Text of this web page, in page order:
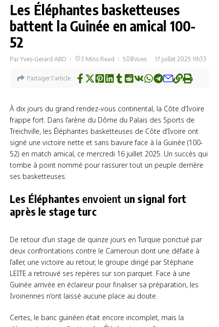
Les Éléphantes basketteuses
battent la Guinée en amical 100-
52
ParYves-Gerard ABO 3 Mins Read 508Vues 17 juillet 2025 11h33
Partager l'article
À dix jours du grand rendez-vous continental, la Côte d’Ivoire
frappe fort. Dans l’arène du Dôme du Palais des Sports de
Treichville, les Éléphantes basketteuses de Côte d’Ivoire ont
signé une victoire nette et sans bavure face à la Guinée (100-
52) en match amical, ce mercredi 16 juillet 2025. Un succès qui
tombe à point nommé pour rassurer tout un peuple derrière
ses basketteuses.
Les Éléphantesenvoient un signal fort
après le stage turc
De retour d’un stage de quinze jours en Turquie ponctué par
deux confrontations contre le Cameroun dont une défaite à
l’aller, une victoire au retour, le groupe dirigé par Stéphane
LEITE a retrouvé ses repères sur son parquet. Face à une
Guinée arrivée en éclaireur pour finaliser sa préparation, les
Ivoiriennes n’ont laissé aucune place au doute.
Certes, le banc guinéen était encore incomplet, mais la